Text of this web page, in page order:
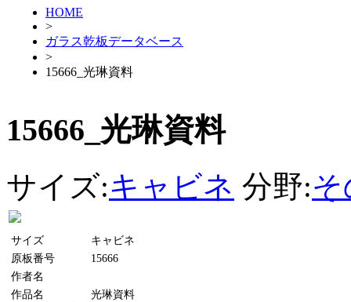
HOME
>
ガラス乾板データベース
>
15666_光琳資料
15666_光琳資料
サイズ:キャビネ 分野:
サイズ
キャビネ
原板番号
15666
作者名
作品名
光琳資料